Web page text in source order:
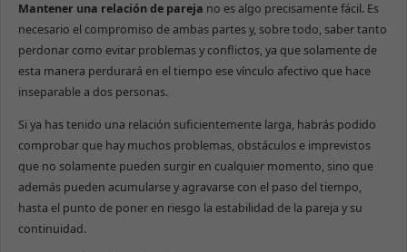
Mantener una relación de pareja no es algo precisamente fácil. Es
necesario el compromiso de ambas partes y, sobre todo, saber tanto
perdonar como evitar problemas y conflictos, ya que solamente de
esta manera perdurará en el tiempo ese vínculo afectivo que hace
inseparable a dos personas.
Si ya has tenido una relación suficientemente larga, habrás podido
comprobar que hay muchos problemas, obstáculos e imprevistos
que no solamente pueden surgir en cualquier momento, sino que
además pueden acumularse y agravarse con el paso del tiempo,
hasta el punto de poner en riesgo la estabilidad de la pareja y su
continuidad.